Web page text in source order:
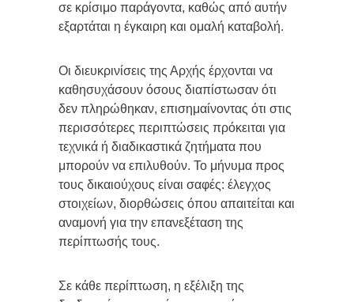
σε κρίσιμο παράγοντα, καθώς από αυτήν
εξαρτάται η έγκαιρη και ομαλή καταβολή.
Οι διευκρινίσεις της Αρχής έρχονται να
καθησυχάσουν όσους διαπίστωσαν ότι
δεν πληρώθηκαν, επισημαίνοντας ότι στις
περισσότερες περιπτώσεις πρόκειται για
τεχνικά ή διαδικαστικά ζητήματα που
μπορούν να επιλυθούν. Το μήνυμα προς
τους δικαιούχους είναι σαφές: έλεγχος
στοιχείων, διορθώσεις όπου απαιτείται και
αναμονή για την επανεξέταση της
περίπτωσής τους.
Σε κάθε περίπτωση, η εξέλιξη της